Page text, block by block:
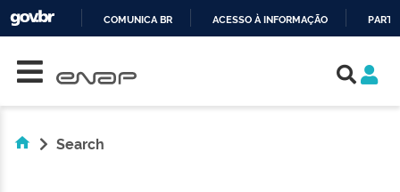
COMUNICA BR ACESSO À INFORMAÇÃO
Search